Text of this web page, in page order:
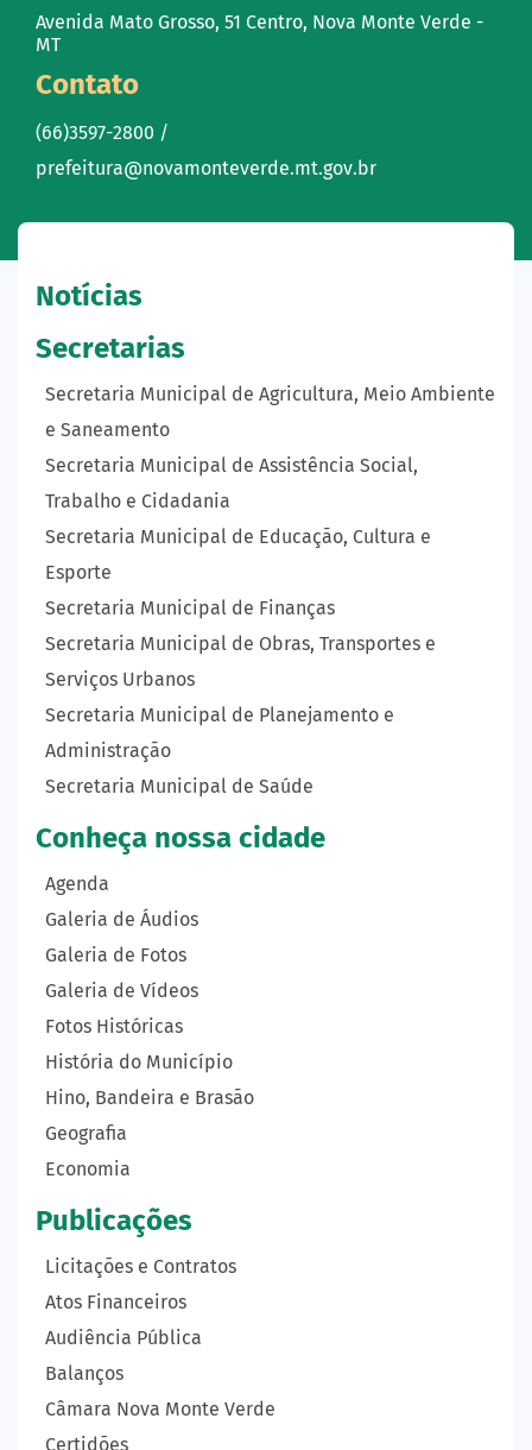
Avenida Mato Grosso, 51 Centro, Nova Monte Verde -
MT
Contato
(66)3597-2800 /
prefeitura@novamonteverde.mt.gov.br
Notícias
Secretarias
Secretaria Municipal de Agricultura, Meio Ambiente
e Saneamento
Secretaria Municipal de Assistência Social,
Trabalho e Cidadania
Secretaria Municipal de Educação, Cultura e
Esporte
Secretaria Municipal de Finanças
Secretaria Municipal de Obras, Transportes e
Serviços Urbanos
Secretaria Municipal de Planejamento e
Administração
Secretaria Municipal de Saúde
Conheça nossa cidade
Agenda
Galeria de Áudios
Galeria de Fotos
Galeria de Vídeos
Fotos Históricas
História do Município
Hino, Bandeira e Brasão
Geografia
Economia
Publicações
Licitações e Contratos
Atos Financeiros
Audiência Pública
Balanços
Câmara Nova Monte Verde
Certidões